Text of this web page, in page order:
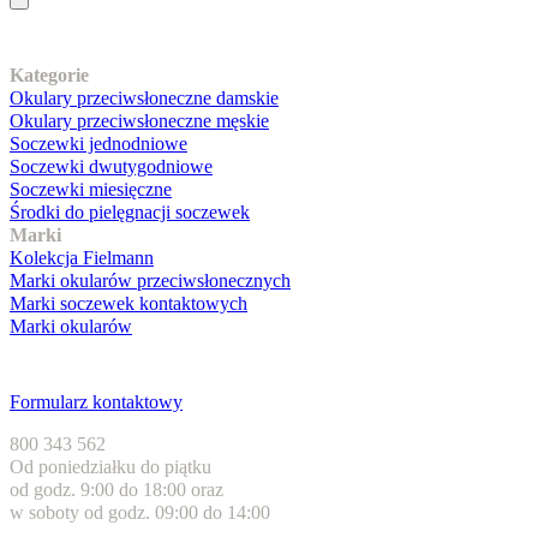
Kategorie
Okulary przeciwsłoneczne damskie
Okulary przeciwsłoneczne męskie
Soczewki jednodniowe
Soczewki dwutygodniowe
Soczewki miesięczne
Środki do pielęgnacji soczewek
Marki
Kolekcja Fielmann
Marki okularów przeciwsłonecznych
Marki soczewek kontaktowych
Marki okularów
Formularz kontaktowy
800 343 562
Od poniedziałku do piątku
od godz. 9:00 do 18:00 oraz
w soboty od godz. 09:00 do 14:00